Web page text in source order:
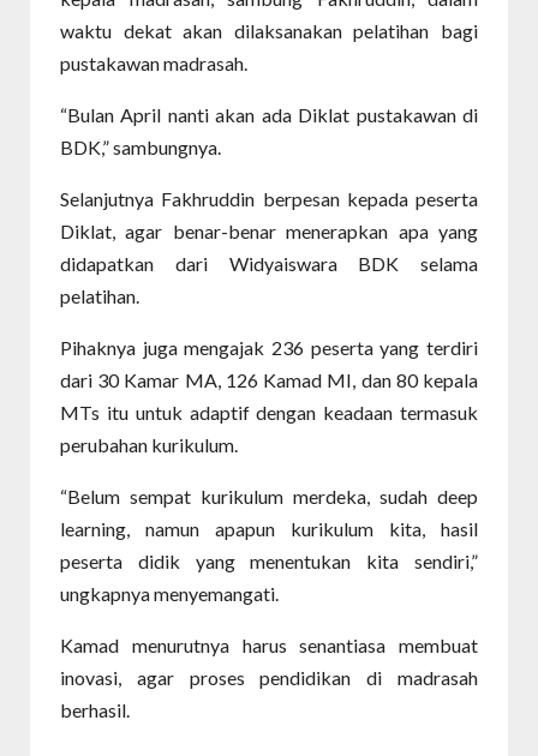
waktu dekat akan dilaksanakan pelatihan bagi
pustakawan madrasah.
“Bulan April nanti akan ada Diklat pustakawan di
BDK,” sambungnya.
Selanjutnya Fakhruddin berpesan kepada peserta
Diklat, agar benar-benar menerapkan apa yang
didapatkan dari Widyaiswara BDK selama
pelatihan.
Pihaknya juga mengajak 236 peserta yang terdiri
dari 30 Kamar MA, 126 Kamad MI, dan 80 kepala
MTs itu untuk adaptif dengan keadaan termasuk
perubahan kurikulum.
“Belum sempat kurikulum merdeka, sudah deep
learning, namun apapun kurikulum kita, hasil
peserta didik yang menentukan kita sendiri,”
ungkapnya menyemangati.
Kamad menurutnya harus senantiasa membuat
inovasi, agar proses pendidikan di madrasah
berhasil.